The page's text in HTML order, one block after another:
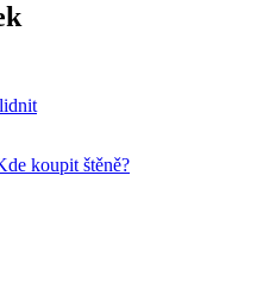
koupit štěně?